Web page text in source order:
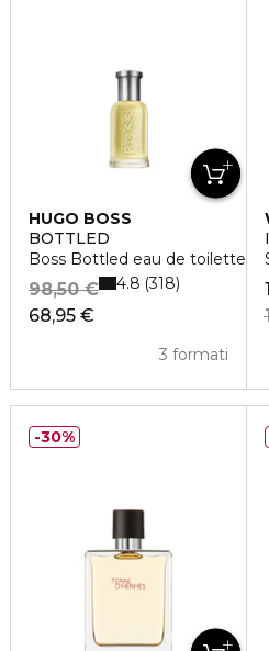
HUGO BOSS
BOTTLED
Boss Bottled eau de toilette
68,95 €
98,50 €
3 formati
4.8 318
30%